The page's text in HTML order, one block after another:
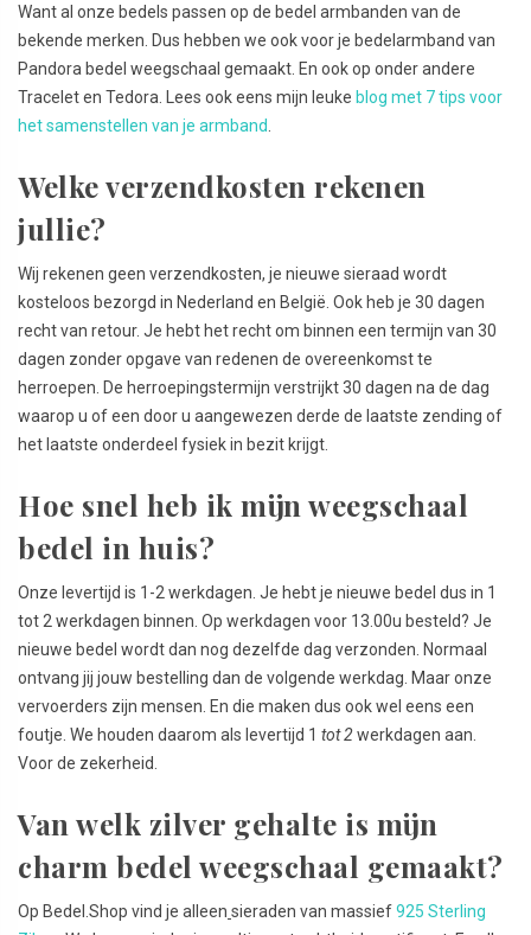
Want al onze bedels passen op de bedel armbanden van de
bekende merken. Dus hebben we ook voor je bedelarmband van
Pandora bedel weegschaal gemaakt. En ook op onder andere
Tracelet en Tedora. Lees ook eens mijn leuke blog met 7 tips voor
het samenstellen van je armband
Welke verzendkosten rekenen
jullie?
Wij rekenen geen verzendkosten, je nieuwe sieraad wordt
kosteloos bezorgd in Nederland en België. Ook heb je 30 dagen
recht van retour. Je hebt het recht om binnen een termijn van 30
dagen zonder opgave van redenen de overeenkomst te
herroepen. De herroepingstermijn verstrijkt 30 dagen na de dag
waarop u of een door u aangewezen derde de laatste zending of
het laatste onderdeel fysiek in bezit krijgt.
Hoe snel heb ik mijn weegschaal
bedel in huis?
Onze levertijd is 1-2 werkdagen. Je hebt je nieuwe bedel dus in 1
tot 2 werkdagen binnen. Op werkdagen voor 13.00u besteld? Je
nieuwe bedel wordt dan nog dezelfde dag verzonden. Normaal
ontvang jij jouw bestelling dan de volgende werkdag. Maar onze
vervoerders zijn mensen. En die maken dus ook wel eens een
foutje. We houden daarom als levertijd 1 tot 2werkdagen aan.
Voor de zekerheid.
Van welk zilver gehalte is mijn
charm bedel weegschaal gemaakt?
Op Bedel.Shop vind je alleen sieraden van massief925 Sterling